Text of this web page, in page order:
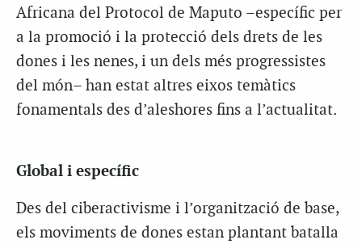
Africana del Protocol de Maputo –específic per
a la promoció i la protecció dels drets de les
dones i les nenes, i un dels més progressistes
del món– han estat altres eixos temàtics
fonamentals des d’aleshores fins a l’actualitat.
Global i específic
Des del ciberactivisme i l’organització de base,
els moviments de dones estan plantant batalla